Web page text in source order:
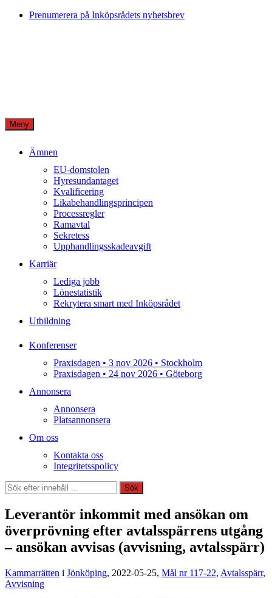
Skip
Prenumerera på Inköpsrådets nyhetsbrev
Meny
Ämnen
EU-domstolen
Hyresundantaget
Kvalificering
Likabehandlingsprincipen
Processregler
Ramavtal
Sekretess
Upphandlingsskadeavgift
Karriär
Lediga jobb
Lönestatistik
Rekrytera smart med Inköpsrådet
Utbildning
Konferenser
Praxisdagen • 3 nov 2026 • Stockholm
Praxisdagen • 24 nov 2026 • Göteborg
Annonsera
Annonsera
Platsannonsera
Om oss
Kontakta oss
Integritetsspolicy
Sök
Sök
Leverantör inkommit med ansökan om
överprövning efter avtalsspärrens utgång
– ansökan avvisas (avvisning, avtalsspärr)
Kammarrätten i Jönköping, 2022-05-25, Mål nr 117-22, Avtalsspärr,
Avvisning